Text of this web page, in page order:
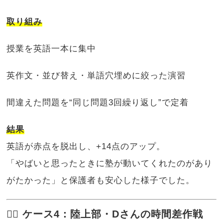
取り組み
授業を英語一本に集中
英作文・並び替え・単語穴埋めに絞った演習
間違えた問題を“同じ問題3回繰り返し”で定着
結果
英語が赤点を脱出し、+14点のアップ。
「やばいと思ったときに塾が動いてくれたのがあり
がたかった」と保護者も安心した様子でした。
🏃‍♀️ ケース4：陸上部・Dさんの時間差作戦